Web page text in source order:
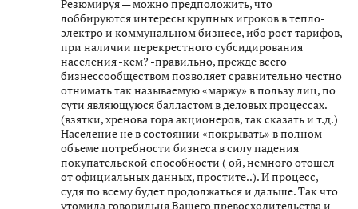
Резюмируя — можно предположить, что
лоббируются интересы крупных игроков в тепло-
электро и коммунальном бизнесе, ибо рост тарифов,
при наличии перекрестного субсидирования
населения -кем? -правильно, прежде всего
бизнессообществом позволяет сравнительно честно
отнимать так называемую «маржу» в пользу лиц, по
сути являющуюся балластом в деловых процессах.
(взятки, хренова гора акционеров, так сказать и т.д.)
Население не в состоянии «покрывать» в полном
объеме потребности бизнеса в силу падения
покупательской способности ( ой, немного отошел
от официальных данных, простите..). И процесс,
судя по всему будет продолжаться и дальше. Так что
утомила говорильня Вашего превосходительства и